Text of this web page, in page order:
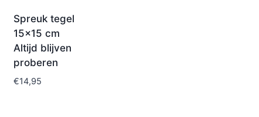
Spreuk tegel
15×15 cm
Altijd blijven
proberen
€14,95